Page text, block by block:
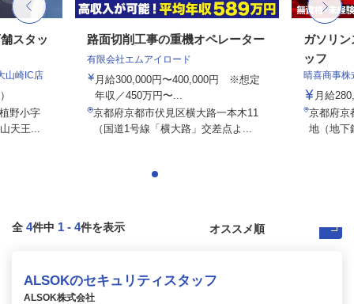
スタッ
山崎IC店
野小字
天王...
路面切削工事の重機オペレーター
有限会社エムアイロード
月給300,000円〜400,000円 ※想定
年収／450万円〜...
京都府京都市伏見区横大路一本木11
（国道1号線「横大路」交差点よ...
ガソリ
ッフ
晴喜商事株
月給
京都府京
地（地下
全 4件中 1 - 4件を表示
ALSOKのセキュリティスタッフ
ALSOK株式会社